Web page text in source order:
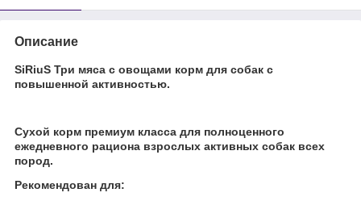
Описание
SiRiuS Три мяса с овощами корм для собак с
повышенной активностью.
Сухой корм премиум класса для полноценного
ежедневного рациона взрослых активных собак всех
пород.
Рекомендован для: